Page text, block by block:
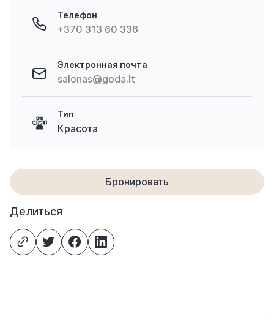
Телефон
+370 313 60 336
Электронная почта
salonas@goda.lt
Тип
Красота
Бронировать
Делиться